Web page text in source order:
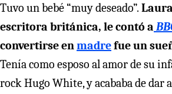
Tuvo un bebé “muy deseado”.
escritora británica, le contó a
convertirse enmadrefue un
Tenía como esposo al amor de su
rock Hugo White, y acababa de dar